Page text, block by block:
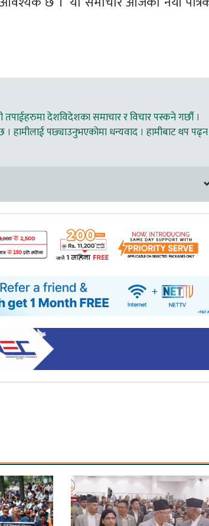
तपाईहरुमा देशविदेशका समाचार र विचार पस्कने गर्छौ ।
हामीलाई पछ्याउनुभएकोमा धन्यवाद । हामीबाट थप पढ्न